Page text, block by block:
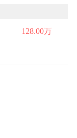
128.00万